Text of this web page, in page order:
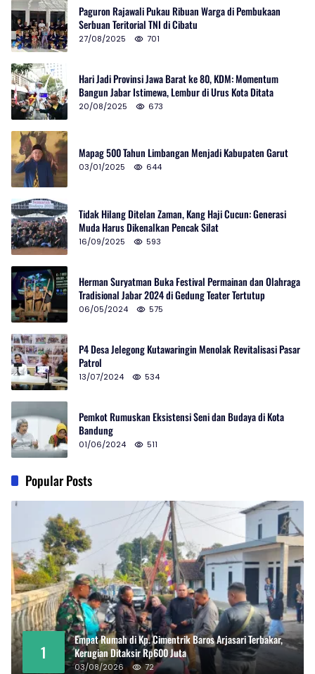
Paguron Rajawali Pukau Ribuan Warga di Pembukaan
Serbuan Teritorial TNI di Cibatu
27/08/2025 701
Hari Jadi Provinsi Jawa Barat ke 80, KDM: Momentum
Bangun Jabar Istimewa, Lembur di Urus Kota Ditata
20/08/2025 673
Mapag 500 Tahun Limbangan Menjadi Kabupaten Garut
03/01/2025 644
Tidak Hilang Ditelan Zaman, Kang Haji Cucun: Generasi
Muda Harus Dikenalkan Pencak Silat
16/09/2025 593
Herman Suryatman Buka Festival Permainan dan Olahraga
Tradisional Jabar 2024 di Gedung Teater Tertutup
06/05/2024 575
P4 Desa Jelegong Kutawaringin Menolak Revitalisasi Pasar
Patrol
13/07/2024 534
Pemkot Rumuskan Eksistensi Seni dan Budaya di Kota
Bandung
01/06/2024 511
Popular Posts
1
Empat Rumah di Kp. Cimentrik Baros Arjasari Terbakar,
Kerugian Ditaksir Rp600 Juta
03/08/2026 72